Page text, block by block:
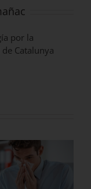
por la
Catalunya